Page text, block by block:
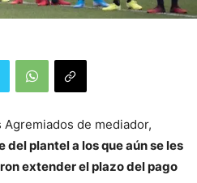
de mediador,
plantel a los que aún se les
extender el plazo del pago